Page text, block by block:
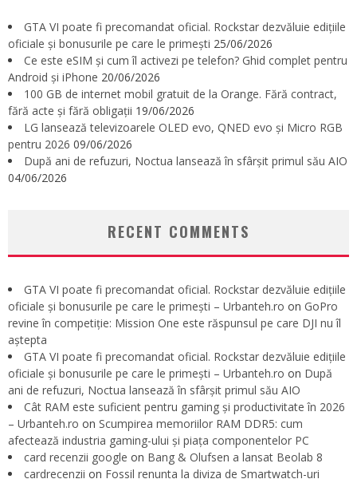
GTA VI poate fi precomandat oficial. Rockstar dezvăluie edițiile
oficiale și bonusurile pe care le primești 25/06/2026
Ce este eSIM și cum îl activezi pe telefon? Ghid complet pentru
Android și iPhone 20/06/2026
100 GB de internet mobil gratuit de la Orange. Fără contract,
fără acte și fără obligații 19/06/2026
LG lansează televizoarele OLED evo, QNED evo și Micro RGB
pentru 2026 09/06/2026
După ani de refuzuri, Noctua lansează în sfârșit primul său AIO
04/06/2026
RECENT COMMENTS
GTA VI poate fi precomandat oficial. Rockstar dezvăluie edițiile
oficiale și bonusurile pe care le primești – Urbanteh.ro on GoPro
revine în competiție: Mission One este răspunsul pe care DJI nu îl
aștepta
GTA VI poate fi precomandat oficial. Rockstar dezvăluie edițiile
oficiale și bonusurile pe care le primești – Urbanteh.ro on După
ani de refuzuri, Noctua lansează în sfârșit primul său AIO
Cât RAM este suficient pentru gaming și productivitate în 2026
– Urbanteh.ro on Scumpirea memoriilor RAM DDR5: cum
afectează industria gaming-ului și piața componentelor PC
card recenzii google on Bang & Olufsen a lansat Beolab 8
cardrecenzii on Fossil renunta la diviza de Smartwatch-uri